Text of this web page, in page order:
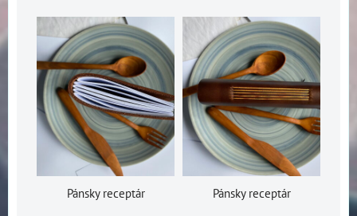
Pánsky receptár Pánsky receptár